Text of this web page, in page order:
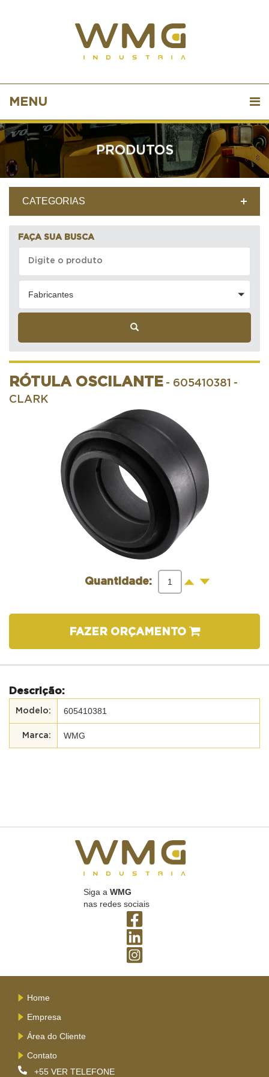
MENU
PRODUTOS
CATEGORIAS
FAÇA SUA BUSCA
Fabricantes
RÓTULA OSCILANTE - 605410381 -
CLARK
Quantidade: + -
FAZER ORÇAMENTO
Descrição:
605410381
WMG
Siga a WMG
nas redes sociais
Home
Empresa
Área do Cliente
Contato
+55 VER TELEFONE